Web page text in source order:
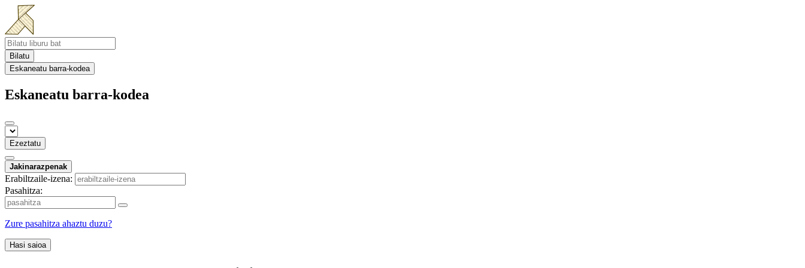
Bilatu
Eskaneatu barra-kodea
Eskaneatu barra-kodea
Ezeztatu
Jakinarazpenak
Erabiltzaile-izena:
Pasahitza:
Zure pasahitza ahaztu duzu?
Hasi saioa